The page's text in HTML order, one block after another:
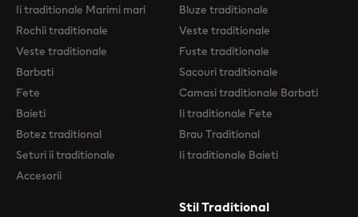
Ii traditionale Marimi mari
Rochii traditionale
Veste traditionale
Barbati
Fete
Baieti
Botez traditional
Seturi ii traditionale
Accesorii
Bluze traditionale
Veste traditionale
Fuste traditionale
Sacouri traditionale
Camasi traditionale Barbati
Ii traditionale Fete
Brau Traditional
Ii traditionale Baieti
Stil Traditional